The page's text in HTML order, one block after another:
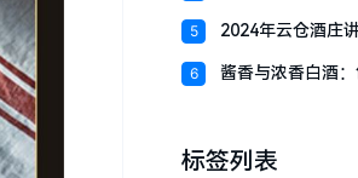
5
2024年云仓酒庄
6
酱香与浓香白酒：
标签列表